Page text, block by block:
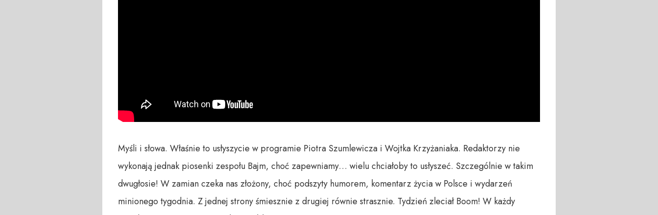
Myśli i słowa. Właśnie to usłyszycie w programie Piotra Szumlewicza i Wojtka Krzyżaniaka. Redaktorzy nie
wykonają jednak piosenki zespołu Bajm, choć zapewniamy… wielu chciałoby to usłyszeć. Szczególnie w takim
dwugłosie! W zamian czeka nas złożony, choć podszyty humorem, komentarz życia w Polsce i wydarzeń
minionego tygodnia. Z jednej strony śmiesznie z drugiej równie strasznie. Tydzień zleciał Boom! W każdy